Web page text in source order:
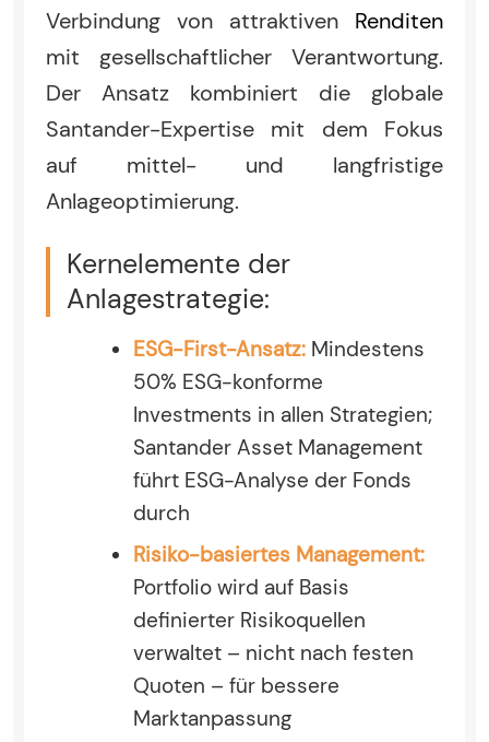
Verbindung von attraktiven Renditen
mit gesellschaftlicher Verantwortung.
Der Ansatz kombiniert die globale
Santander-Expertise mit dem Fokus
auf mittel- und langfristige
Anlageoptimierung.
Kernelemente der
Anlagestrategie:
ESG-First-Ansatz: Mindestens
50% ESG-konforme
Investments in allen Strategien;
Santander Asset Management
führt ESG-Analyse der Fonds
durch
Risiko-basiertes Management:
Portfolio wird auf Basis
definierter Risikoquellen
verwaltet – nicht nach festen
Quoten – für bessere
Marktanpassung